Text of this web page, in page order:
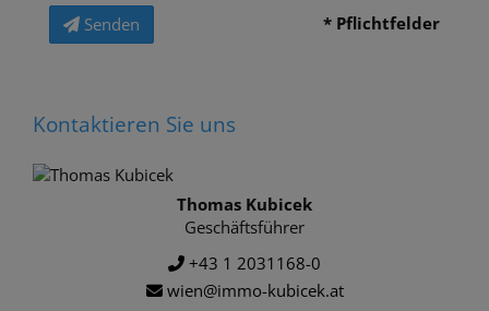
Senden * Pflichtfelder
Kontaktieren Sie uns
Thomas Kubicek
Geschäftsführer
+43 1 2031168-0
wien@immo-kubicek.at